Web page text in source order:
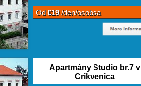
Od€19/den/osobsa
Apartmány Studio br.7 v
Crikvenica